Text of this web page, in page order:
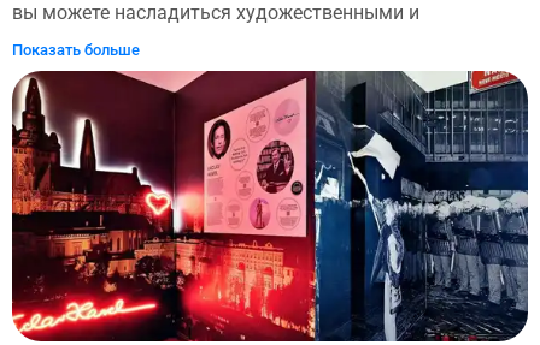
раввинах, виды на Влтаву и ощущение, что за каждым
фасадом здесь скрыта отдельная история.
вы можете насладиться художественными и
интерактивными экспонатами и попробовать более 15
сортов шоколада в музее. Вы также увидите
шоколадные скульптуры, такие как легендарный Голем
и миниатюра Карлова моста в Праге. Музей смешивает
искусство с дегустацией шоколада, создавая сладкое
занятие для памяти и вкусовых рецепторов.
Показать больше